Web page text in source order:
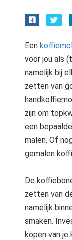
Een
voor jou als
namelijk bij
zetten van
zijn om
een
malen. Of
gemalen
De
zetten van
namelijk
smaken.
kopen van